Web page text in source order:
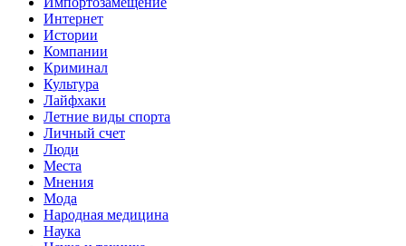
Интернет
Истории
Компании
Криминал
Культура
Лайфхаки
Летние виды спорта
Личный счет
Люди
Места
Мнения
Мода
Народная медицина
Наука